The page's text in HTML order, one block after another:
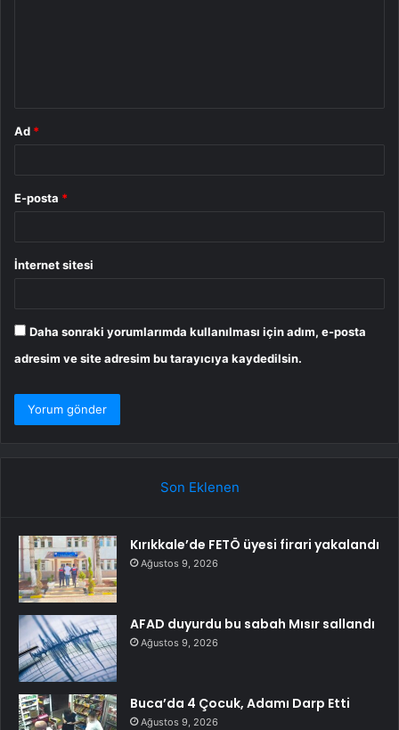
Ad *
E-posta *
İnternet sitesi
Daha sonraki yorumlarımda kullanılması için adım, e-posta
adresim ve site adresim bu tarayıcıya kaydedilsin.
Son Eklenen
Kırıkkale’de FETÖ üyesi firari yakalandı
Ağustos 9, 2026
AFAD duyurdu bu sabah Mısır sallandı
Ağustos 9, 2026
Buca’da 4 Çocuk, Adamı Darp Etti
Ağustos 9, 2026